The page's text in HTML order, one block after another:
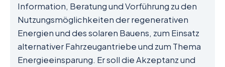
Information, Beratung und Vorführung zu den
Nutzungsmöglichkeiten der regenerativen
Energien und des solaren Bauens, zum Einsatz
alternativer Fahrzeugantriebe und zum Thema
Energieeinsparung. Er soll die Akzeptanz und